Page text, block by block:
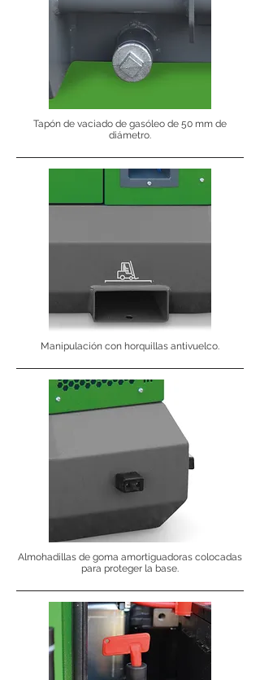
Tapón de vaciado de gasóleo de 50 mm de
diámetro.
Manipulación con horquillas antivuelco.
Almohadillas de goma amortiguadoras colocadas
para proteger la base.